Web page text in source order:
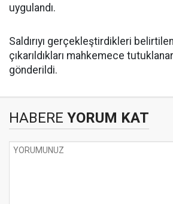
uygulandı.
Saldırıyı gerçekleştirdikleri
çıkarıldıkları mahkemece
gönderildi.
HABERE YORUM KAT